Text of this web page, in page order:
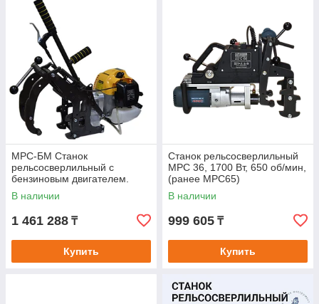
МРС-БМ Станок
рельсосверлильный с
бензиновым двигателем.
В наличии
1 461 288 ₸
Купить
Станок рельсосверлильный
МРС 36, 1700 Вт, 650 об/мин,
(ранее МРС65)
В наличии
999 605 ₸
Купить